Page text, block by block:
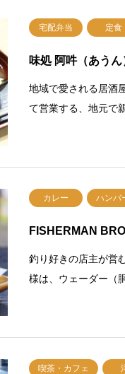
宅配弁当 定食
味処 阿吽（あうん
地域で愛される居酒
て営業する、地元で
カレー ハンバ
FISHERMAN
釣り好きの店主が営
様は、ウェーダー（
喫茶・カフェ